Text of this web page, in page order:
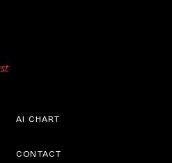
AI CHART
CONTACT